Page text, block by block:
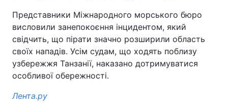
Представники Міжнародного морського бюро
висловили занепокоєння інцидентом, який
свідчить, що пірати значно розширили область
своїх нападів. Усім судам, що ходять поблизу
узбережжя Танзанії, наказано дотримуватися
особливої обережності.
Лента.ру